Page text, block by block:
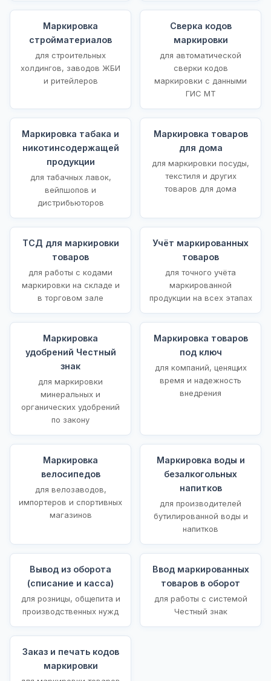
Маркировка
стройматериалов
для строительных
холдингов, заводов ЖБИ
и ритейлеров
Сверка кодов
маркировки
для автоматической
сверки кодов
маркировки с данными
ГИС МТ
Маркировка табака и
никотинсодержащей
продукции
для табачных лавок,
вейпшопов и
дистрибьюторов
Маркировка товаров
для дома
для маркировки посуды,
текстиля и других
товаров для дома
ТСД для маркировки
товаров
для работы с кодами
маркировки на складе и
в торговом зале
Учёт маркированных
товаров
для точного учёта
маркированной
продукции на всех этапах
Маркировка
удобрений Честный
знак
для маркировки
минеральных и
органических удобрений
по закону
Маркировка товаров
под ключ
для компаний, ценящих
время и надежность
внедрения
Маркировка
велосипедов
для велозаводов,
импортеров и спортивных
магазинов
Маркировка воды и
безалкогольных
напитков
для производителей
бутилированной воды и
напитков
Вывод из оборота
(списание и касса)
для розницы, общепита и
производственных нужд
Ввод маркированных
товаров в оборот
для работы с системой
Честный знак
Заказ и печать кодов
маркировки